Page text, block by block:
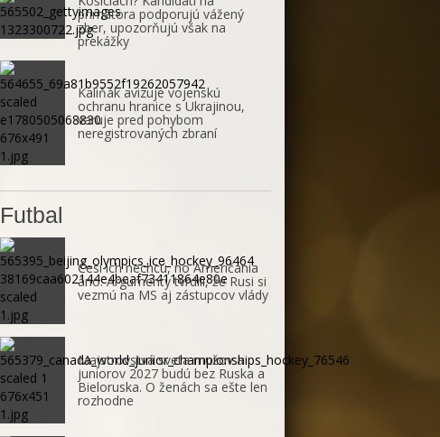
primátora podporujú vážený
zber, upozorňujú však na
prekážky
Kaliňák avizuje vojenskú
ochranu hranice s Ukrajinou,
varuje pred pohybom
neregistrovaných zbraní
Futbal
Česi ich nechcú, no Američania
áno. Argumenty tvrdili, že Rusi si
vezmú na MS aj zástupcov vlády
Majstrovstvá sveta mužov a
juniorov 2027 budú bez Ruska a
Bieloruska. O ženách sa ešte len
rozhodne